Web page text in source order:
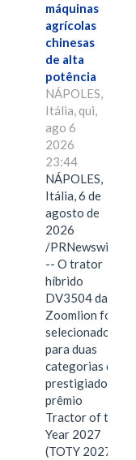
máquinas
agrícolas
chinesas
de alta
potência
NÁPOLES,
Itália, qui,
ago 6
2026
23:44
NÁPOLES,
Itália, 6 de
agosto de
2026
/PRNewswire/
-- O trator
híbrido
DV3504 da
Zoomlion foi
selecionado
para duas
categorias do
prestigiado
prêmio
Tractor of the
Year 2027
(TOTY 2027: